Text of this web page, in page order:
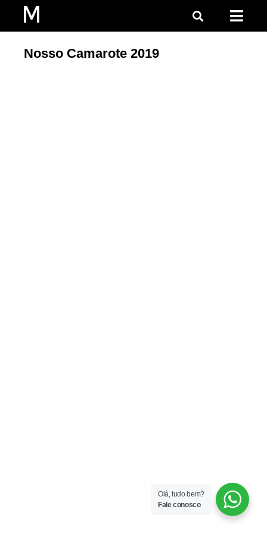
Nosso Camarote 2019
Olá, tudo bem?
Fale conosco